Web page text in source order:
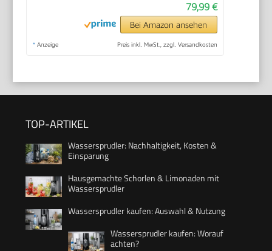
79,99 €
Bei Amazon ansehen
* Anzeige Preis inkl. MwSt., zzgl. Versandkosten
TOP-ARTIKEL
Wassersprudler: Nachhaltigkeit, Kosten &
Einsparung
Hausgemachte Schorlen & Limonaden mit
Wassersprudler
Wassersprudler kaufen: Auswahl & Nutzung
Wassersprudler kaufen: Worauf
achten?